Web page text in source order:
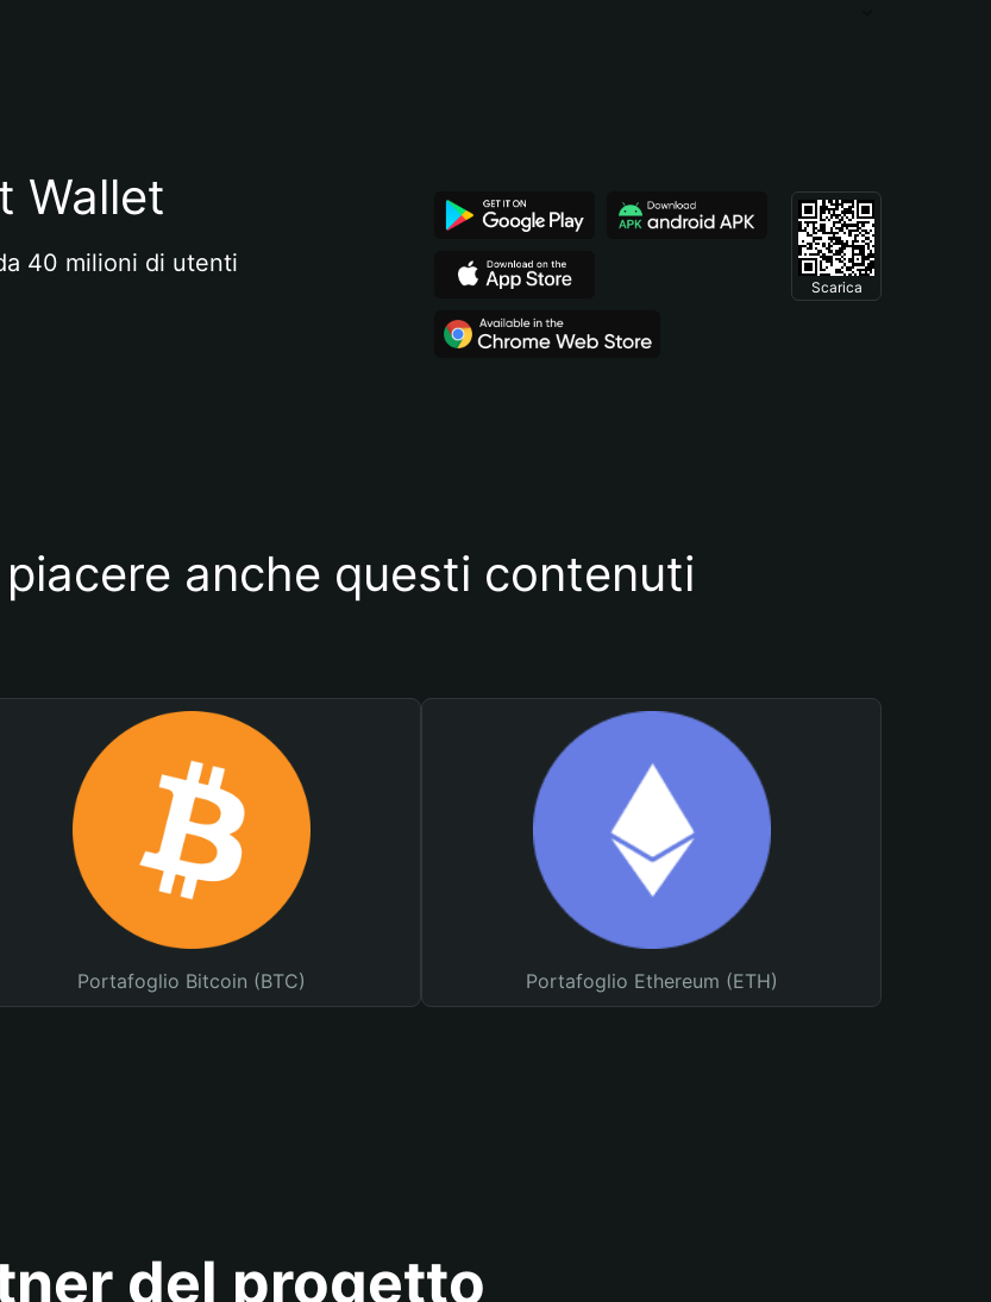
Wallet
40 milioni di utenti
Scarica
anche questi contenuti
Portafoglio Bitcoin (BTC) Portafoglio Ethereum (ETH)
del progetto